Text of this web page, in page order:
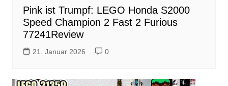
Pink ist Trumpf: LEGO Honda S2000
Speed Champion 2 Fast 2 Furious
77241Review
21. Januar 2026 0